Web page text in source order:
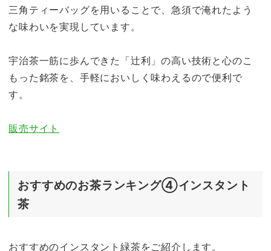
三角ティーバッグを用いることで、急須で淹れたよう
な味わいを実現しています。
宇治茶一筋に歩んできた「辻利」の高い技術と心のこ
もった銘茶を、手軽においしく味わえるので便利で
す。
販売サイト
おすすめのお茶ランキング④インスタント
茶
おすすめのインスタント緑茶をご紹介します。